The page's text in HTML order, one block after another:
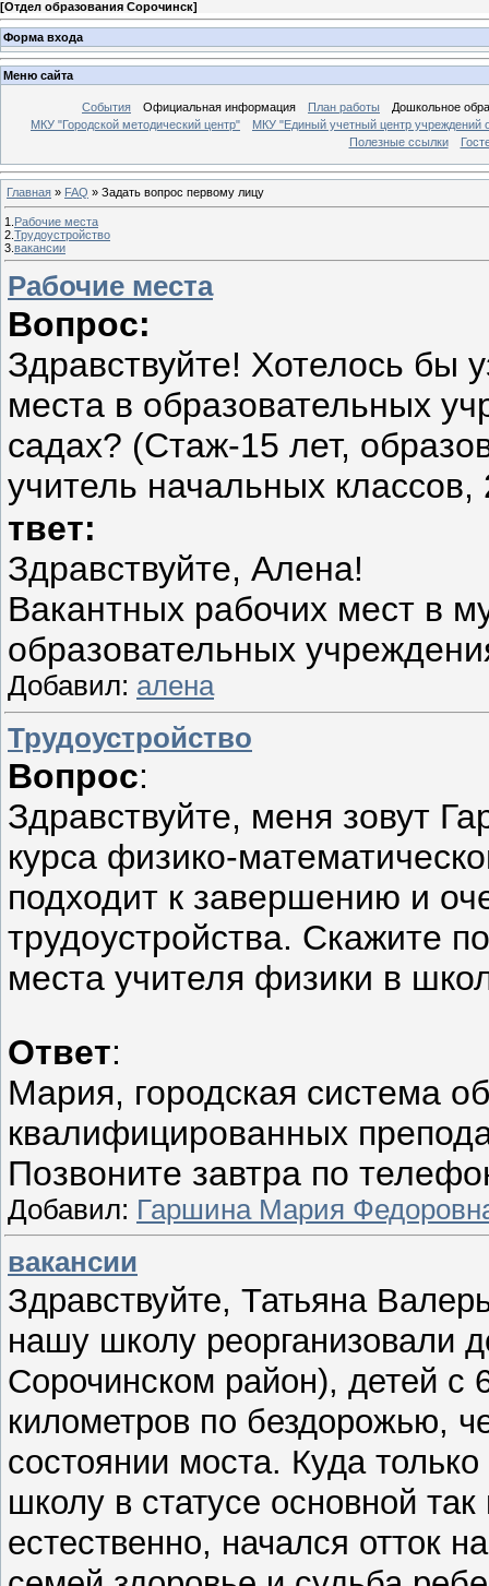
[Отдел образования Сорочинск]
Форма входа
Меню сайта
События Официальная информация План работы
Дошкольное
МКУ "Городской методический центр"
МКУ "Единый учетный центр учреждений
Полезные ссылки
Главная » FAQ » Задать вопрос первому лицу
1. Рабочие места
2. Трудоустройство
3. вакансии
Рабочие места
Вопрос:
Здравствуйте! Хотелось бы
места в образовательных
садах? (Стаж-15 лет,
учитель начальных
твет:
Здравствуйте, Алена!
Вакантных рабочих мест в
образовательных
Добавил: алена
Трудоустройство
Вопрос:
Здравствуйте, меня зовут
курса физико-
подходит к завершению и
трудоустройства. Скажите
места учителя физики в
Ответ:
Мария, городская система
квалифицированных
Позвоните завтра по
Добавил: Гаршина Мария
вакансии
Здравствуйте, Татьяна
нашу школу реорганизовали
Сорочинском район), детей с
километров по бездорожью,
состоянии моста. Куда
школу в статусе основной
естественно, начался отток